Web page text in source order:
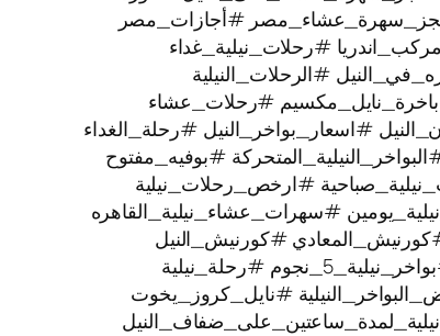
#أجازات_مصر
#رحلات_نيلية_غداء
#الرحلات_النيلية
#رحلات_عشاء
#اسعار_بواخر_النيل #رحلة_الغداء
#بوفيه_مفتوح
#ارخص_رحلات_نيلية
#سهرات_عشاء_نيلية_القاهره
#كورنيش_النيل
#رحلة_نيلية
#نايل_كروز_يخوت